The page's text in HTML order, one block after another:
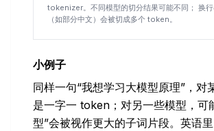
tokenizer。不同模型的切分结果可能不同； 换
（如部分中文）会被切成多个 token。
小例子
同样一句“我想学习大模型原理”，对
是一字一 token；对另一些模型，可
型”会被视作更大的子词片段。英语里